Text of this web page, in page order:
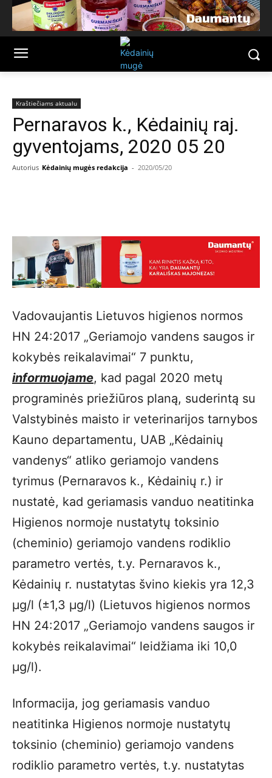
Kraštiečiams aktualu
Pernaravos k., Kėdainių raj.
gyventojams, 2020 05 20
Autorius Kėdainių mugės redakcija - 2020/05/20
Vadovaujantis Lietuvos higienos normos
HN 24:2017 „Geriamojo vandens saugos ir
kokybės reikalavimai“ 7 punktu,
informuojame, kad pagal 2020 metų
programinės priežiūros planą, suderintą su
Valstybinės maisto ir veterinarijos tarnybos
Kauno departamentu, UAB „Kėdainių
vandenys“ atliko geriamojo vandens
tyrimus (Pernaravos k., Kėdainių r.) ir
nustatė, kad geriamasis vanduo neatitinka
Higienos normoje nustatytų toksinio
(cheminio) geriamojo vandens rodiklio
parametro vertės, t.y. Pernaravos k.,
Kėdainių r. nustatytas švino kiekis yra 12,3
µg/l (±1,3 µg/l) (Lietuvos higienos normos
HN 24:2017 „Geriamojo vandens saugos ir
kokybės reikalavimai“ leidžiama iki 10,0
µg/l).
Informacija, jog geriamasis vanduo
neatitinka Higienos normoje nustatytų
toksinio (cheminio) geriamojo vandens
rodiklio parametro vertės, t.y. nustatytas